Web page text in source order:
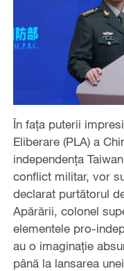
În fața puterii
Eliberare (PLA) a
independența
conflict militar, vor
declarat purtătorul
Apărării, colonel
elementele pro-
au o imaginație
până la lansarea